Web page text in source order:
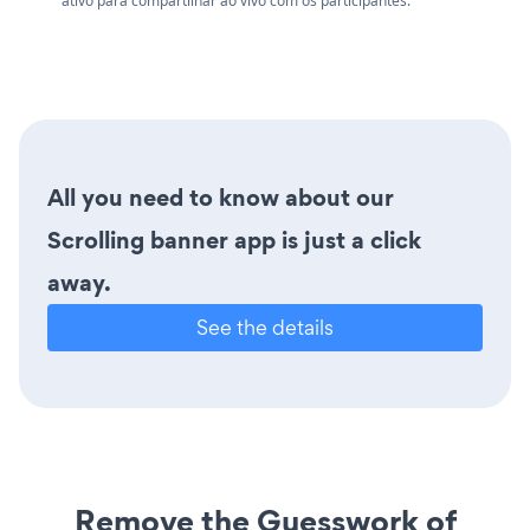
All you need to know about our
Scrolling banner app is just a click
away.
See the details